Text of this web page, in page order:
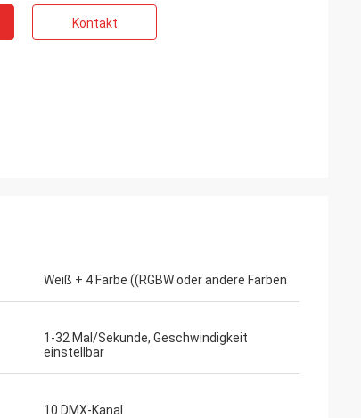
Kontakt
Weiß + 4 Farbe ((RGBW oder andere Farben
1-32 Mal/Sekunde, Geschwindigkeit
einstellbar
10 DMX-Kanal